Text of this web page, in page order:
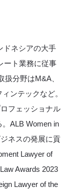
ドネシアの大手
ート業務に従事
扱分野はM&A、
ンテックなど。
フェッショナル
ALB Women in
ネスの発展に貢
Lawyer of
Awards 2023
Lawyer of the